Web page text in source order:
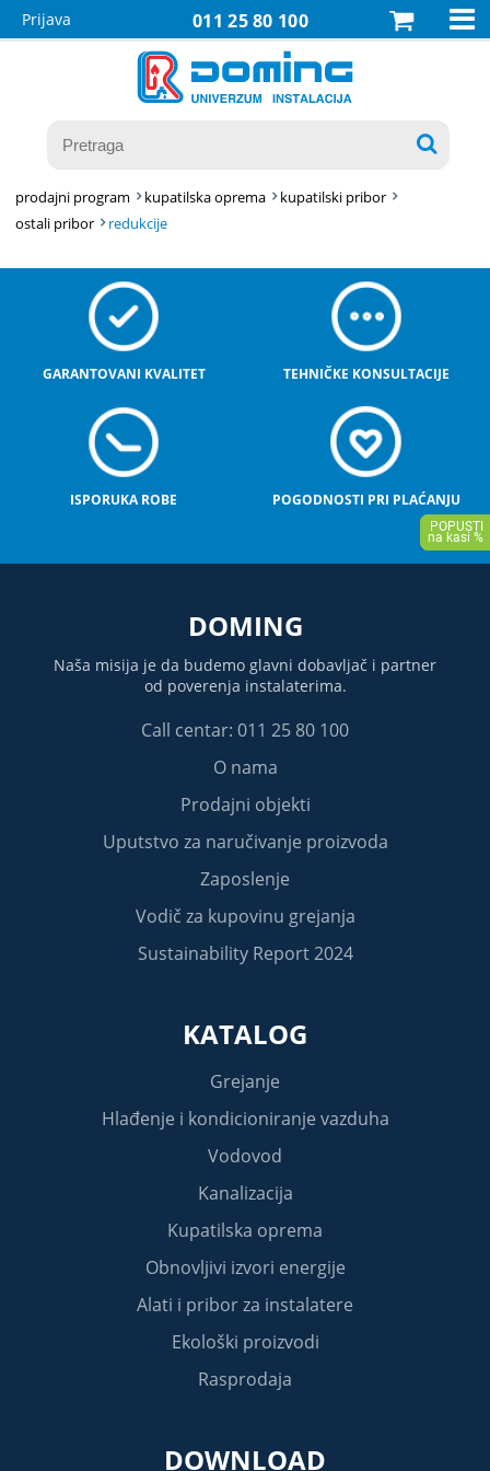
011 25 80 100
Prijava 

prodajni program kupatilska oprema
kupatilski pribor
ostali pribor
redukcije
GARANTOVANI KVALITET TEHNIČKE KONSULTACIJE
ISPORUKA ROBE POGODNOSTI PRI PLAĆANJU
DOMING
Naša misija je da budemo glavni dobavljač i partner
od poverenja instalaterima.
Call centar: 011 25 80 100
O nama
Prodajni objekti
Uputstvo za naručivanje proizvoda
Zaposlenje
Vodič za kupovinu grejanja
Sustainability Report 2024
KATALOG
Grejanje
Hlađenje i kondicioniranje vazduha
Vodovod
Kanalizacija
Kupatilska oprema
Obnovljivi izvori energije
Alati i pribor za instalatere
Ekološki proizvodi
Rasprodaja
DOWNLOAD